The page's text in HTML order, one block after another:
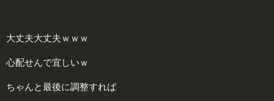
大丈夫大丈夫ｗｗｗ
心配せんで宜しいｗ
ちゃんと最後に調整すれば